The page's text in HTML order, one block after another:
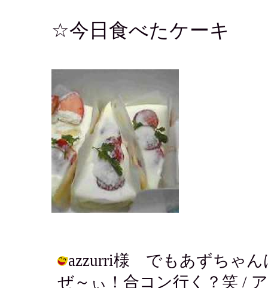
☆今日食べたケーキ
azzurri様 でもあずちゃん
ぜ～ぃ！合コン行く？笑 /